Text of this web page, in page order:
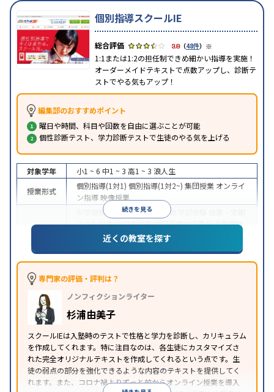
個別指導スクールIE
3.8（48件） ※
1:1または1:2の担任制できめ細かい指導を実施！
オーダーメイドテキストで点数アップし、診断テ
ストでやる気もアップ！
編集部のおすすめポイント
曜日や時間、科目や回数を自由に選ぶことが可能
個性診断テスト、学力診断テストで生徒のやる気を上げる
続きを見る
対象学年 小1 ~ 6 中1 ~ 3 高1 ~ 3 浪人生
授業形式
個別指導(1対1) 個別指導(1対2~) 集団授業 オンライ
ン指導 映像授業
中学受験 高校受験大学受験 医学部受験
テスト対策内申点対策学習習慣の定着総合型選抜
(旧AO)対策 推薦入試対策学校別特化対策
中高一貫校生に対応
可能季節講習のみの受講可
※2023年3月調査。小学校高学年の個別指導塾アンケート調査方法
近くの教室を探す
専門家の評価・評判は？
ノンフィクションライター
杉浦由美子
スクールIEは入塾時のテストで性格と学力を診断し、カリキュラム
を作成してくれます。特に注目なのは、各生徒にカスタマイズさ
れた完全オリジナルテキストを作成してくれるという点です。生
徒の弱点の部分を強化できるような内容のテキストを提供してく
れます。また、コロナ禍よりずっと前からオンライン授業を導入